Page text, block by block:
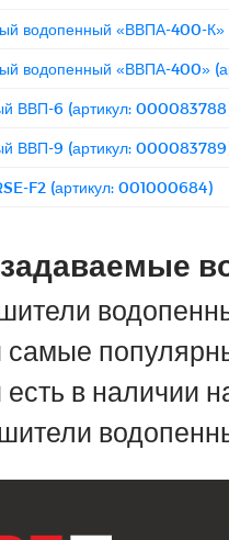
водопенный «ВВПА-400-
водопенный «ВВПА-400»
ВВП-6 (артикул:
ВВП-9 (артикул:
F2 (артикул: 001000684)
в наличии